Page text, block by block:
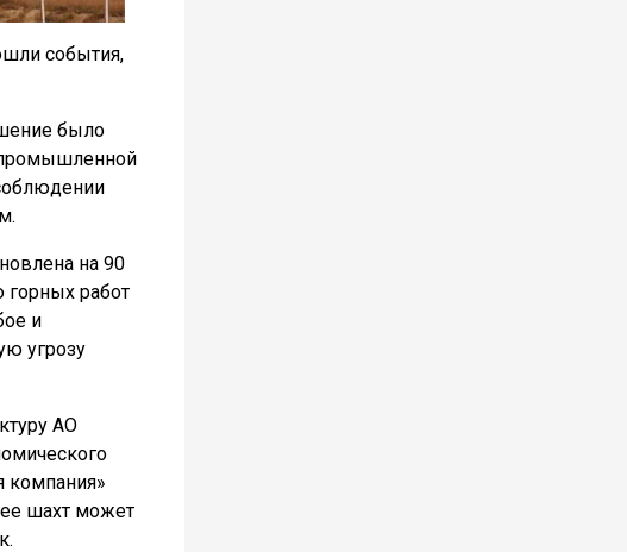
события,
было
промышленной
на 90
горных работ
и
угрозу
АО
компания»
ее шахт может